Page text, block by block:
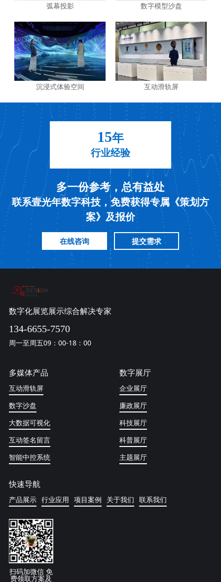
弧幕投影 数字模型沙盘
沉浸式体验空间 互动滑轨屏
15年
行业经验
多一份参考，总有益处
联系壹光年数字科技，免费获得专属《策划方
案》及报价
在线咨询 提交需求
数字化展览展示综合解决专家
134-6655-7570
周一至周五09：00-18：00
多媒体产品
互动滑轨屏
数字沙盘
大数据可视化
互动签名留言
智能中控系统
数字展厅
企业展厅
廉政展厅
科技展厅
科普展厅
主题展厅
快速导航
产品展示 行业应用 项目案例 关于我们 联系我们
扫码加微信 免
费领取方案及